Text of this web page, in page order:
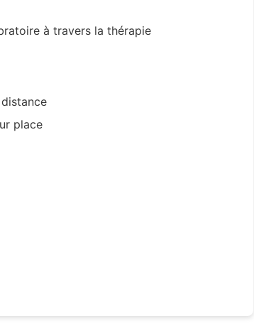
à travers la thérapie
place